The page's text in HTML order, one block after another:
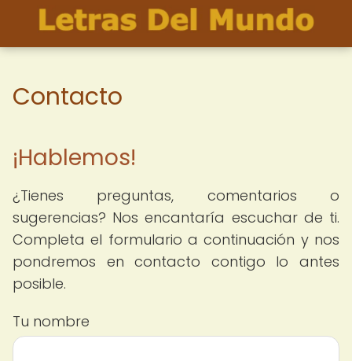
Contacto
¡Hablemos!
¿Tienes preguntas, comentarios o
sugerencias? Nos encantaría escuchar de ti.
Completa el formulario a continuación y nos
pondremos en contacto contigo lo antes
posible.
Tu nombre